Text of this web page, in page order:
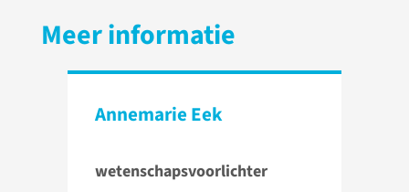
Meer informatie
Annemarie Eek
wetenschapsvoorlichter